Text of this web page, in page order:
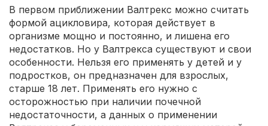
В первом приближении Валтрекс можно считать
формой ацикловира, которая действует в
организме мощно и постоянно, и лишена его
недостатков. Но у Валтрекса существуют и свои
особенности. Нельзя его применять у детей и у
подростков, он предназначен для взрослых,
старше 18 лет. Применять его нужно с
осторожностью при наличии почечной
недостаточности, а данных о применении